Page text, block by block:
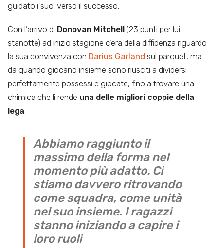
guidato i suoi verso il successo.
Con l’arrivo di Donovan Mitchell (23 punti per lui
stanotte) ad inizio stagione c’era della diffidenza riguardo
la sua convivenza con Darius Garland sul parquet, ma
da quando giocano insieme sono riusciti a dividersi
perfettamente possessi e giocate, fino a trovare una
chimica che li rende una delle migliori coppie della
lega.
Abbiamo raggiunto il
massimo della forma nel
momento più adatto. Ci
stiamo davvero ritrovando
come squadra, come unità
nel suo insieme. I ragazzi
stanno iniziando a capire i
loro ruoli